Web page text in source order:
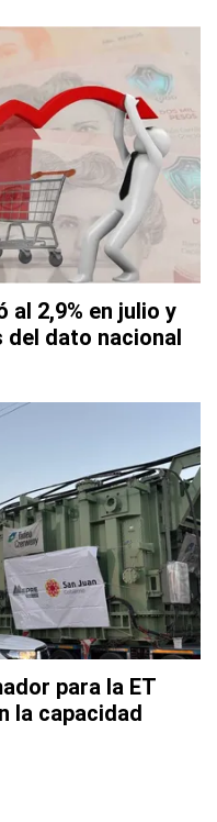
al 2,9% en julio y
del dato nacional
para la ET
la capacidad